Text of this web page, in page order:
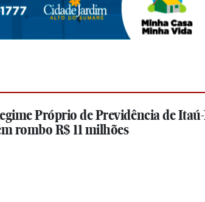
Próprio de Previdência de
rombo R$ 11 milhões